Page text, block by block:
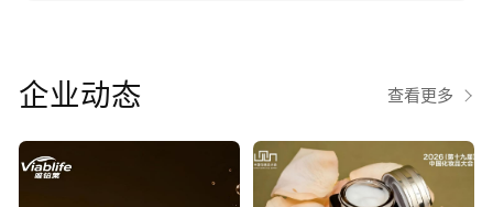
企业动态 查看更多